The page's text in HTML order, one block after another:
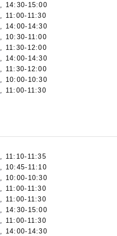
, 14:30-15:00
, 11:00-11:30
, 14:00-14:30
, 10:30-11:00
, 11:30-12:00
, 14:00-14:30
, 11:30-12:00
, 10:00-10:30
, 11:00-11:30
, 11:10-11:35
, 10:45-11:10
, 10:00-10:30
, 11:00-11:30
, 11:00-11:30
, 14:30-15:00
, 11:00-11:30
, 14:00-14:30